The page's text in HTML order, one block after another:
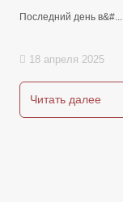
2025 года!
Последний день в&#...
18 апреля 2025
Читать далее